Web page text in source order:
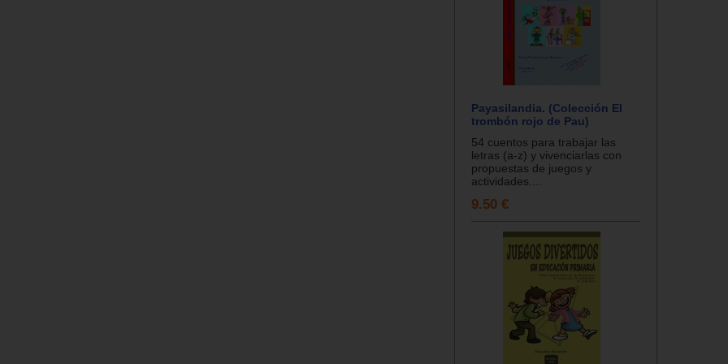
Payasilandia. (Colección El
trombón rojo de Pau)
54 cuentos para trabajar las
letras (a-z) y vivenciarlas con
propuestas de juegos y
actividades....
9.50 €